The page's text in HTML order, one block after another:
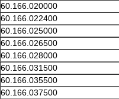
60.166.020000
60.166.022400
60.166.025000
60.166.026500
60.166.028000
60.166.031500
60.166.035500
60.166.037500